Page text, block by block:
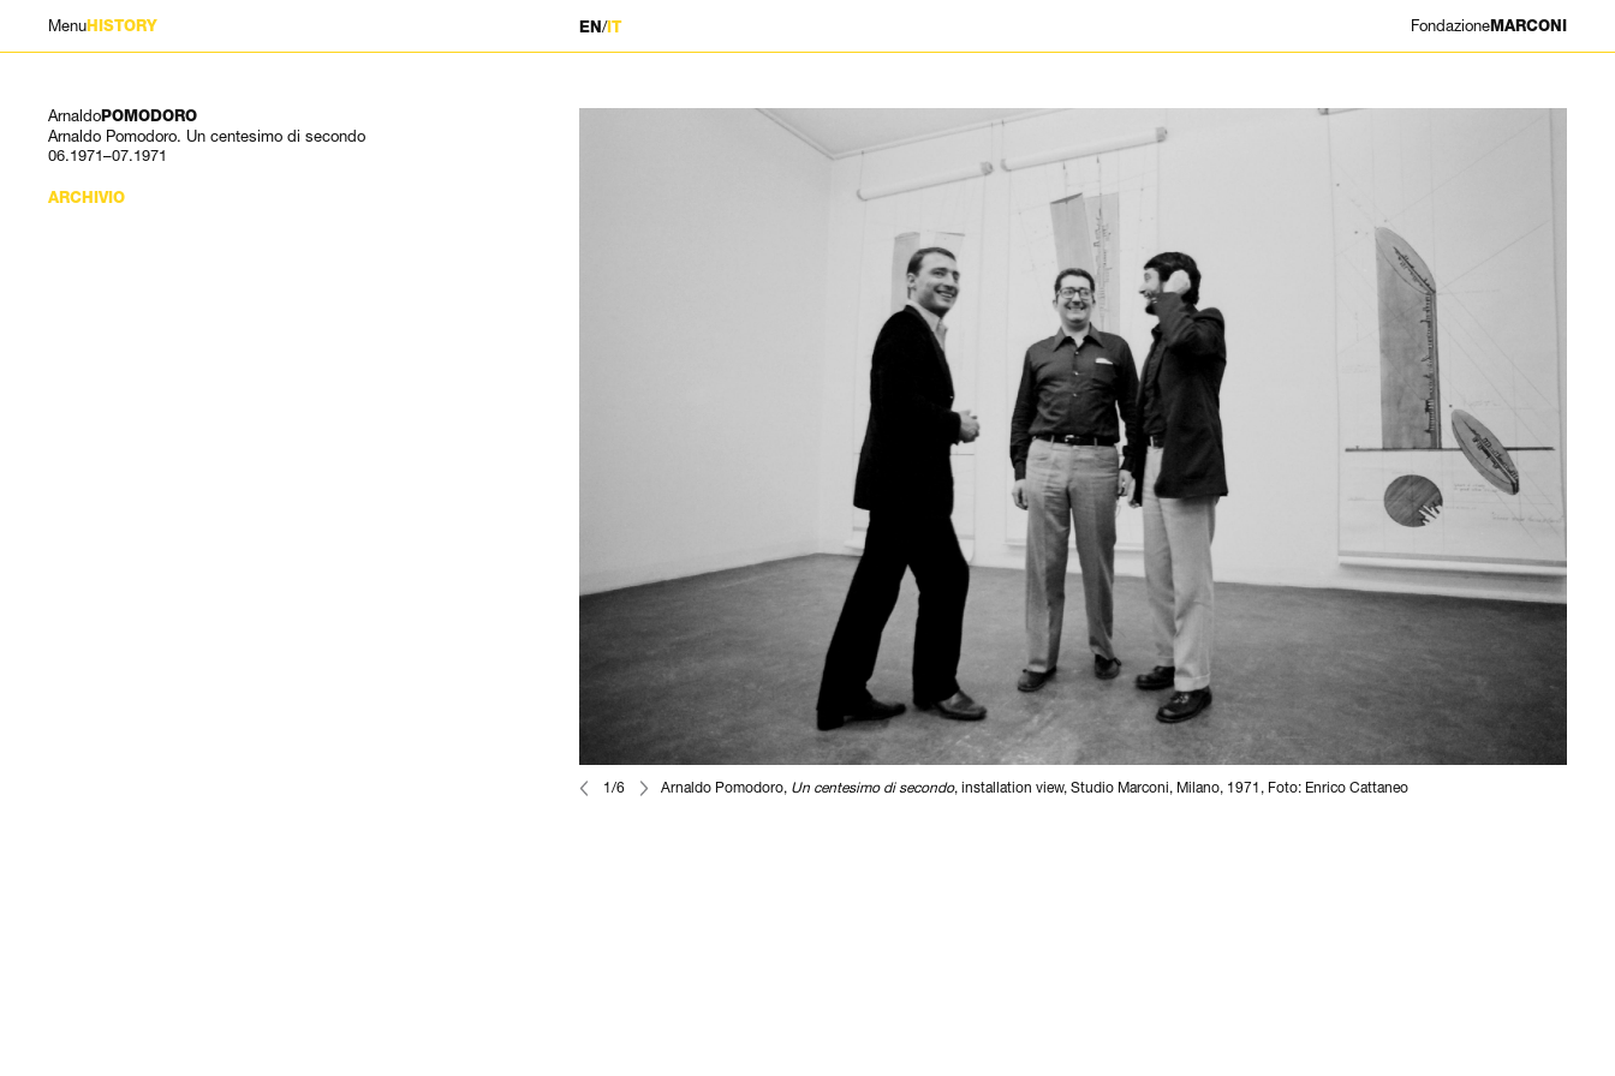
Arnaldo POMODORO
Arnaldo Pomodoro. Un centesimo di secondo
06.1971–07.1971
ARCHIVIO
1/6 Arnaldo Pomodoro, Un centesimo di secondo, installation view, Studio Marconi, Milano, 1971, Foto: Enrico Cattaneo
Menu HISTORY EN/IT FondazioneMARCONI